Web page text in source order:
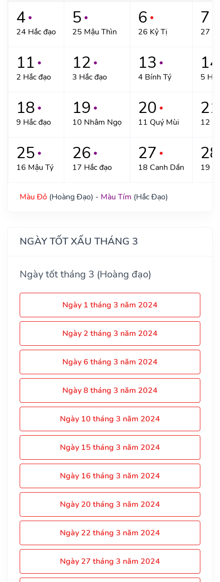
4 ●
24 Hắc đạo
5 ●
25 Mậu Thìn
6 ●
26 Kỷ Tị
7
27
11 ●
2 Hắc đạo
12 ●
3 Hắc đạo
13 ●
4 Bính Tý
14
5
18 ●
9 Hắc đạo
19 ●
10 Nhâm Ngọ
20 ●
11 Quý Mùi
21
12
25 ●
16 Mậu Tý
26 ●
17 Hắc đạo
27 ●
18 Canh Dần
28
19
Màu Đỏ (Hoàng Đạo) - Màu Tím (Hắc Đạo)
NGÀY TỐT XẤU THÁNG 3
Ngày tốt tháng 3 (Hoàng đạo)
Ngày 1 tháng 3 năm 2024
Ngày 2 tháng 3 năm 2024
Ngày 6 tháng 3 năm 2024
Ngày 8 tháng 3 năm 2024
Ngày 10 tháng 3 năm 2024
Ngày 15 tháng 3 năm 2024
Ngày 16 tháng 3 năm 2024
Ngày 20 tháng 3 năm 2024
Ngày 22 tháng 3 năm 2024
Ngày 27 tháng 3 năm 2024